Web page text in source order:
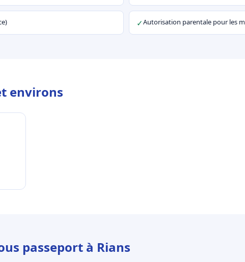
✓Autorisation parentale pour les
environs
passeport à Rians